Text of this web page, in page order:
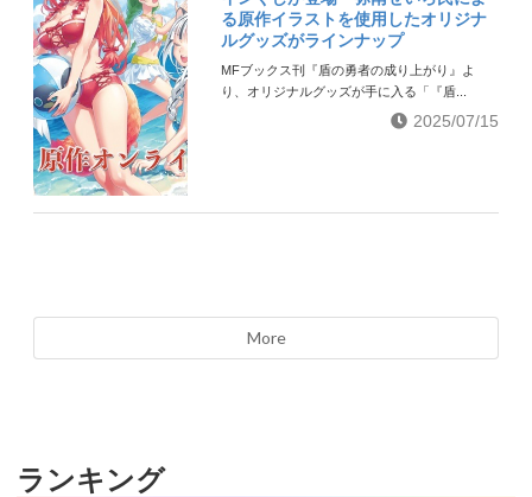
る原作イラストを使用したオリジナ
ルグッズがラインナップ
MFブックス刊『盾の勇者の成り上がり』よ
り、オリジナルグッズが手に入る「『盾...
2025/07/15
More
ランキング